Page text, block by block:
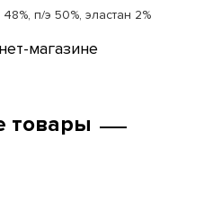
п/э 50%, эластан 2%
магазине
товары